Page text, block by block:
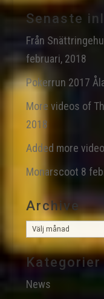
Senaste
Från
februari, 2018
Pokerrun 2017
More videos of
2018
Added more
Monarscoot 8
Archive
Archive
Kategorier
News